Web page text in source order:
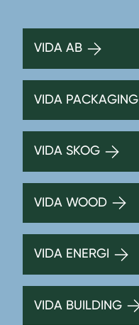
VIDA AB
VIDA PACKAGING
VIDA SKOG
VIDA WOOD
VIDA ENERGI
VIDA BUILDING